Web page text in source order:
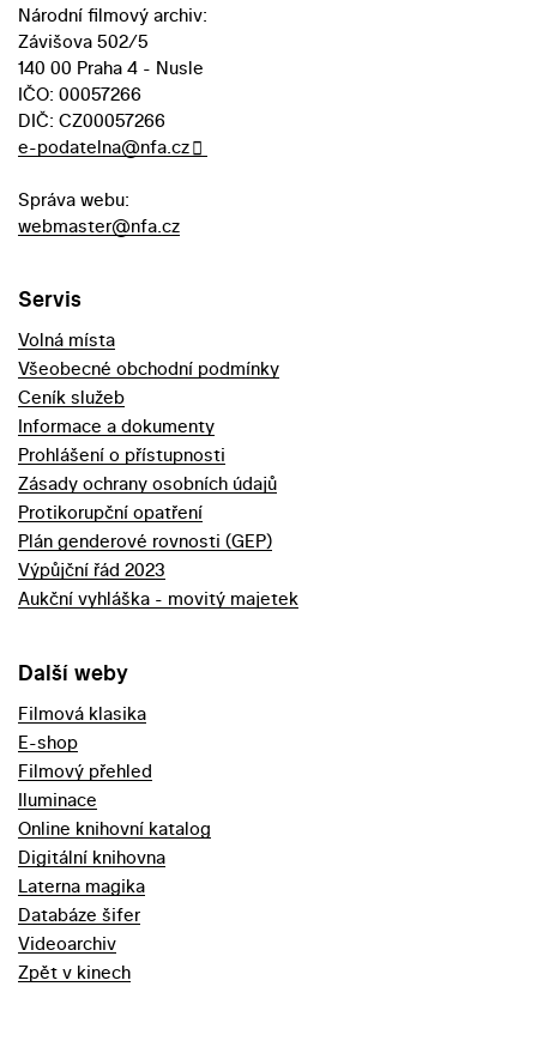
Národní filmový archiv:
Závišova 502/5
140 00 Praha 4 - Nusle
IČO: 00057266
DIČ: CZ00057266
e-podatelna@nfa.cz
Správa webu:
webmaster@nfa.cz
Servis
Volná místa
Všeobecné obchodní podmínky
Ceník služeb
Informace a dokumenty
Prohlášení o přístupnosti
Zásady ochrany osobních údajů
Protikorupční opatření
Plán genderové rovnosti (GEP)
Výpůjční řád 2023
Aukční vyhláška - movitý majetek
Další weby
Filmová klasika
E-shop
Filmový přehled
Iluminace
Online knihovní katalog
Digitální knihovna
Laterna magika
Databáze šifer
Videoarchiv
Zpět v kinech